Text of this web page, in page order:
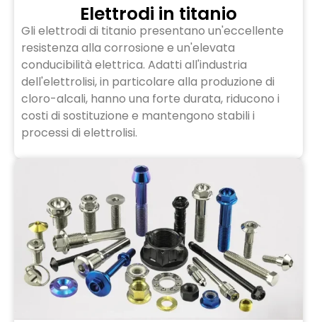
Elettrodi in titanio
Gli elettrodi di titanio presentano un'eccellente
resistenza alla corrosione e un'elevata
conducibilità elettrica. Adatti all'industria
dell'elettrolisi, in particolare alla produzione di
cloro-alcali, hanno una forte durata, riducono i
costi di sostituzione e mantengono stabili i
processi di elettrolisi.